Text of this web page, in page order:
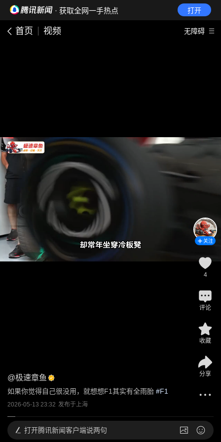
· 获取全网一手热点 打开
首页 视频 无障碍
@极速章鱼
如果你觉得自己很没用，就想想F1其实有全雨胎 #F1
2026-05-13 23:32 发布于上海
关注
4
评论
收藏
分享
打开腾讯新闻客户端说两句